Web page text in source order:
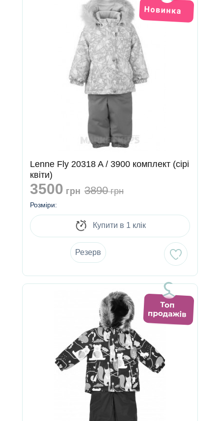
Lenne Fly 20318 A / 3900 комплект (сірі
квіти)
3500 грн 3890грн
Розміри:
Купити в 1 клік
Резерв